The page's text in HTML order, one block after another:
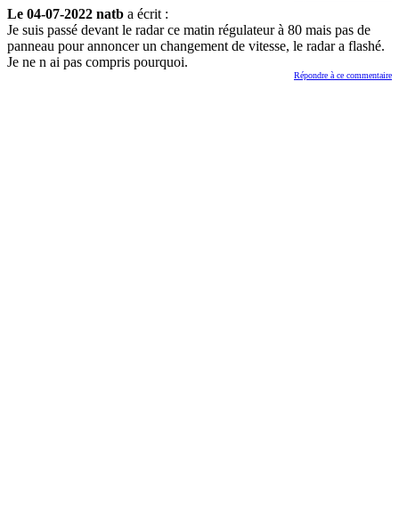
Le 04-07-2022 natb a écrit :
Je suis passé devant le radar ce matin régulateur à 80 mais pas de
panneau pour annoncer un changement de vitesse, le radar a flashé.
Je ne n ai pas compris pourquoi.
Répondre à ce commentaire